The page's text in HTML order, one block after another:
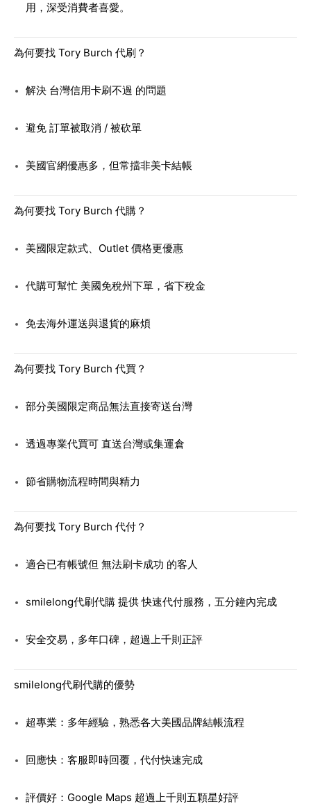
用，深受消費者喜愛。
為何要找 Tory Burch 代刷？
解決 台灣信用卡刷不過 的問題
避免 訂單被取消 / 被砍單
美國官網優惠多，但常擋非美卡結帳
為何要找 Tory Burch 代購？
美國限定款式、Outlet 價格更優惠
代購可幫忙 美國免稅州下單，省下稅金
免去海外運送與退貨的麻煩
為何要找 Tory Burch 代買？
部分美國限定商品無法直接寄送台灣
透過專業代買可 直送台灣或集運倉
節省購物流程時間與精力
為何要找 Tory Burch 代付？
適合已有帳號但 無法刷卡成功 的客人
smilelong代刷代購 提供 快速代付服務，五分鐘內完成
安全交易，多年口碑，超過上千則正評
smilelong代刷代購的優勢
超專業：多年經驗，熟悉各大美國品牌結帳流程
回應快：客服即時回覆，代付快速完成
評價好：Google Maps 超過上千則五顆星好評